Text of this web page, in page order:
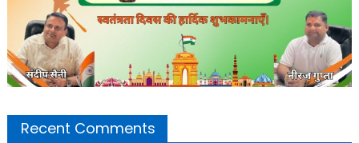
Recent Comments